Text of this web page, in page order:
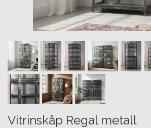
Vitrinskåp Regal metall